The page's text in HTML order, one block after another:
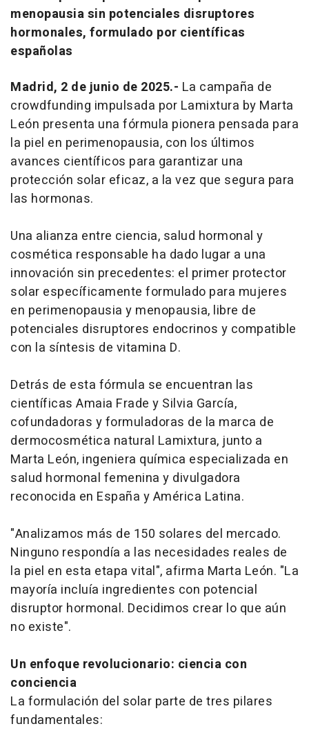
menopausia sin potenciales disruptores
hormonales, formulado por científicas
españolas
Madrid, 2 de junio de 2025.- La campaña de
crowdfunding impulsada por Lamixtura by Marta
León presenta una fórmula pionera pensada para
la piel en perimenopausia, con los últimos
avances científicos para garantizar una
protección solar eficaz, a la vez que segura para
las hormonas.
Una alianza entre ciencia, salud hormonal y
cosmética responsable ha dado lugar a una
innovación sin precedentes: el primer protector
solar específicamente formulado para mujeres
en perimenopausia y menopausia, libre de
potenciales disruptores endocrinos y compatible
con la síntesis de vitamina D.
Detrás de esta fórmula se encuentran las
científicas Amaia Frade y Silvia García,
cofundadoras y formuladoras de la marca de
dermocosmética natural Lamixtura, junto a
Marta León, ingeniera química especializada en
salud hormonal femenina y divulgadora
reconocida en España y América Latina.
"Analizamos más de 150 solares del mercado.
Ninguno respondía a las necesidades reales de
la piel en esta etapa vital", afirma Marta León. "La
mayoría incluía ingredientes con potencial
disruptor hormonal. Decidimos crear lo que aún
no existe".
Un enfoque revolucionario: ciencia con
conciencia
La formulación del solar parte de tres pilares
fundamentales: